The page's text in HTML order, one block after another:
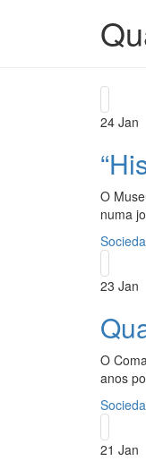
24 Jan
O
numa
23 Jan
O
anos
21 Jan